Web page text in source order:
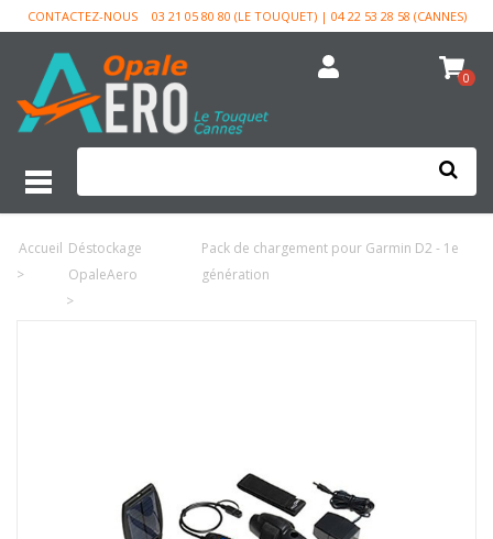
CONTACTEZ-NOUS 03 21 05 80 80 (LE TOUQUET) | 04 22 53 28 58 (CANNES)
0
Accueil
>
Déstockage
OpaleAero
>
Pack de chargement pour Garmin D2 - 1e
génération